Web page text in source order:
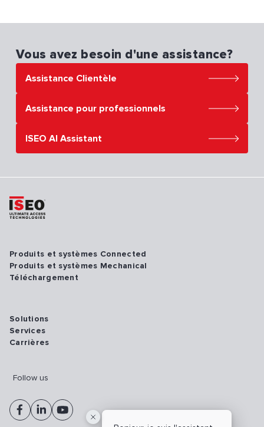
Vous avez besoin d'une assistance?
Assistance Clientèle
Assistance pour professionnels
ISEO AI Assistant
Produits et systèmes Connected
Produits et systèmes Mechanical
Téléchargement
Solutions
Services
Carrières
Follow us